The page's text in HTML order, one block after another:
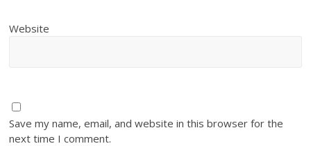
Website
Save my name, email, and website in this browser for the
next time I comment.